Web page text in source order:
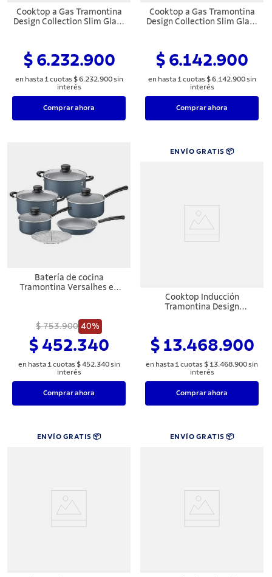
Cooktop a Gas Tramontina
Design Collection Slim Glass
Automático 4 Quemadores
$ 6.232.900
en hasta 1 cuotas $ 6.232.900sin
interés
Comprar ahora
Cooktop a Gas Tramontina
Design Collection Slim Glass
Automático 4 Quemadores
$ 6.142.900
en hasta 1 cuotas $ 6.142.900sin
interés
Comprar ahora
Batería de cocina
Tramontina Versalhes en
Azul 6 piezas
$ 753.900 40%
$ 452.340
en hasta 1 cuotas $ 452.340sin
interés
Comprar ahora
ENVÍO GRATIS 📦
Cooktop Inducción
Tramontina Design
Modo Depuración 220 V
$ 13.468.900
en hasta 1 cuotas $ 13.468.900sin
interés
Comprar ahora
ENVÍO GRATIS 📦 ENVÍO GRATIS 📦